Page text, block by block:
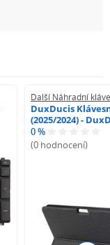
Další Náhradní
DuxDucis
(2025/2024) -
0 %
(0 hodnocení)